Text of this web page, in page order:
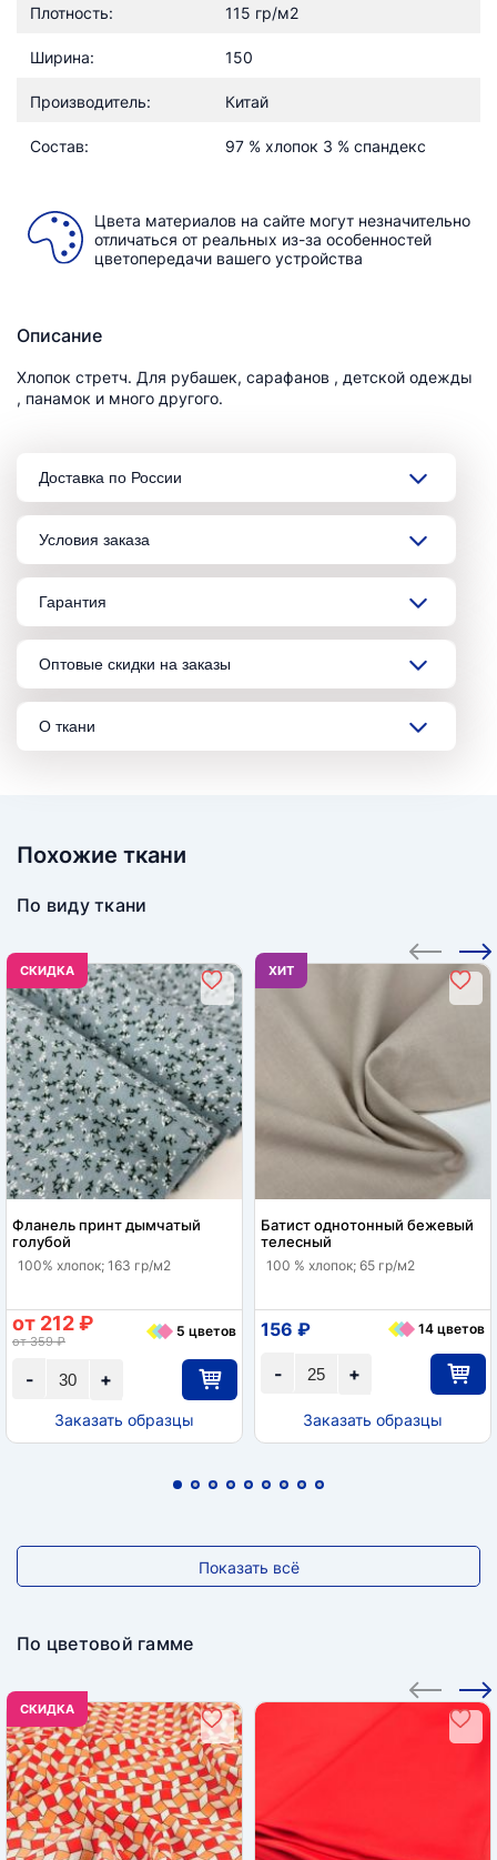
Плотность: 115 гр/м2
Ширина: 150
Производитель: Китай
Состав: 97 % хлопок 3 % спандекс
Цвета материалов на сайте могут незначительно
отличаться от реальных из-за особенностей
цветопередачи вашего устройства
Описание
Хлопок стретч. Для рубашек, сарафанов , детской одежды
, панамок и много другого.
Доставка по России
Условия заказа
Гарантия
Оптовые скидки на заказы
О ткани
Похожие ткани
По виду ткани
CКИДКА
Фланель принт дымчатый
голубой
100% хлопок; 163 гр/м2
+
-
от 212 ₽
от 359 ₽
5 цветов
Заказать образцы
ХИТ
Батист однотонный бежевый
телесный
100 % хлопок; 65 гр/м2
+
-
156 ₽ 14 цветов
Заказать образцы
Показать всё
По цветовой гамме
CКИДКА